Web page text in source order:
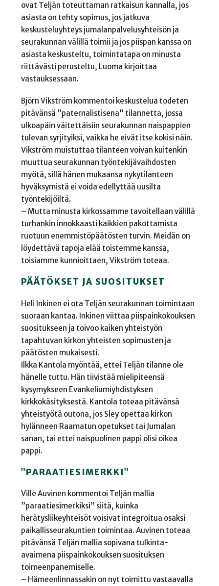
ovat Teljän toteuttaman ratkaisun kannalla, jos
asiasta on tehty sopimus, jos jatkuva
keskusteluyhteys jumalanpalvelusyhteisön ja
seurakunnan välillä toimii ja jos piispan kanssa on
asiasta keskusteltu, toimintatapa on minusta
riittävästi perusteltu, Luoma kirjoittaa
vastauksessaan.
Björn Vikström kommentoi keskustelua todeten
pitävänsä ”paternalistisena” tilannetta, jossa
ulkoapäin väitettäisiin seurakunnan naispappien
tulevan syrjityiksi, vaikka he eivät itse kokisi näin.
Vikström muistuttaa tilanteen voivan kuitenkin
muuttua seurakunnan työntekijävaihdosten
myötä, sillä hänen mukaansa nykytilanteen
hyväksymistä ei voida edellyttää uusilta
työntekijöiltä.
– Mutta minusta kirkossamme tavoitellaan välillä
turhankin innokkaasti kaikkien pakottamista
ruotuun enemmistöpäätösten turvin. Meidän on
löydettävä tapoja elää toistemme kanssa,
toisiamme kunnioittaen, Vikström toteaa.
PÄÄTÖKSET JA SUOSITUKSET
Heli Inkinen ei ota Teljän seurakunnan toimintaan
suoraan kantaa. Inkinen viittaa piispainkokouksen
suositukseen ja toivoo kaiken yhteistyön
tapahtuvan kirkon yhteisten sopimusten ja
päätösten mukaisesti.
Ilkka Kantola myöntää, ettei Teljän tilanne ole
hänelle tuttu. Hän tiivistää mielipiteensä
kysymykseen Evankeliumiyhdistyksen
kirkkokäsityksestä. Kantola toteaa pitävänsä
yhteistyötä outona, jos Sley opettaa kirkon
hylänneen Raamatun opetukset tai Jumalan
sanan, tai ettei naispuolinen pappi olisi oikea
pappi.
”PARAATIESIMERKKI”
Ville Auvinen kommentoi Teljän mallia
”paraatiesimerkiksi” siitä, kuinka
herätysliikeyhteisöt voisivat integroitua osaksi
paikallisseurakuntien toimintaa. Auvinen toteaa
pitävänsä Teljän mallia sopivana tulkinta-
avaimena piispainkokouksen suosituksen
toimeenpanemiselle.
– Hämeenlinnassakin on nyt toimittu vastaavalla